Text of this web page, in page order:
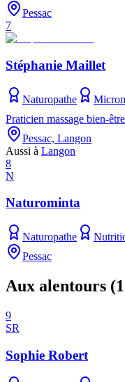
Pessac
7
Stéphanie Maillet
Naturopathe
Praticien massage bien-être
Pessac, Langon
Aussi à Langon
8
N
Naturominta
Naturopathe
Pessac
Aux alentours (
9
SR
Sophie Robert